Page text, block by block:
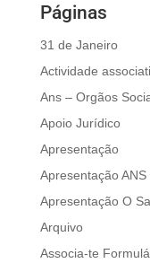
Páginas
31 de Janeiro
Actividade
Ans – Orgãos
Apoio Jurídico
Apresentação
Apresentação ANS
Apresentação O
Arquivo
Associa-te